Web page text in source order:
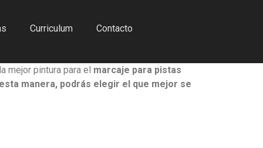
Curriculum Contacto
mejor pintura para el marcaje para pistas
manera, podrás elegir el que mejor se